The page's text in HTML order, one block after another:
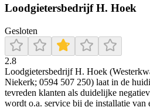
Loodgietersbedrijf H. Hoek
Gesloten
2.8
Loodgietersbedrijf H. Hoek
Niekerk; 0594 507 250) laat in de
tevreden klanten als duidelijke
wordt o.a. service bij de installatie van